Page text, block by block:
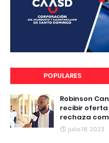
POPULARES
Robinson
recibir oferta
rechaza
julio 18, 2023